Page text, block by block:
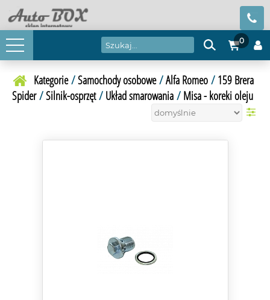
0
Kategorie/Samochody osobowe/Alfa Romeo/ 159 Brera
Spider/Silnik-osprzęt/ Układ smarowania / Misa - koreki oleju